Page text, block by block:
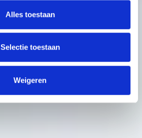
Alles toestaan
Selectie toestaan
Weigeren